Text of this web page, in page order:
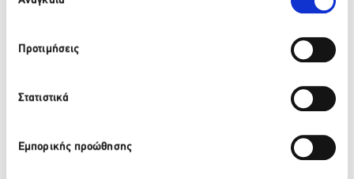
συγκατάθεσης
Προτιμήσεις
Στατιστικά
Εμπορικής προώθησης